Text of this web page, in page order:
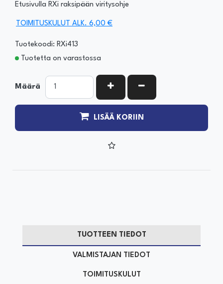
Etusivulla RXi raksipään viritysohje
TOIMITUSKULUT ALK. 6,00 €
Tuotekoodi: RXi413
Tuotetta on varastossa
Määrä KASVATA MÄÄRÄÄ
VÄHENNÄ MÄÄRÄÄ
LISÄÄ KORIIN
TUOTTEEN TIEDOT
VALMISTAJAN TIEDOT
TOIMITUSKULUT